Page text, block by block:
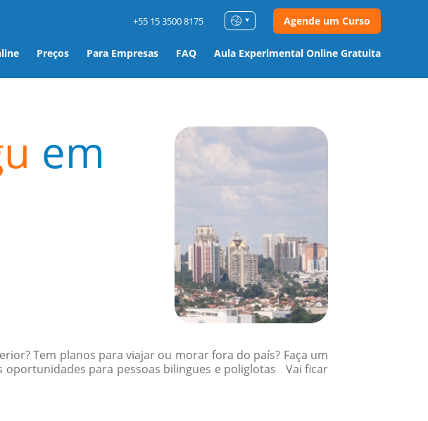
Preços Para Empresas FAQ Aula Experimental Online Gratuita
+55 15 3500 8175 Agende um Curso
em
Tem planos para viajar ou morar fora do país? Faça um
para pessoas bilingues e poliglotas Vai ficar